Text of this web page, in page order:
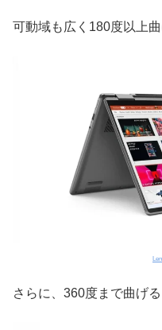
可動域も広く180度以上
さらに、360度まで曲げ